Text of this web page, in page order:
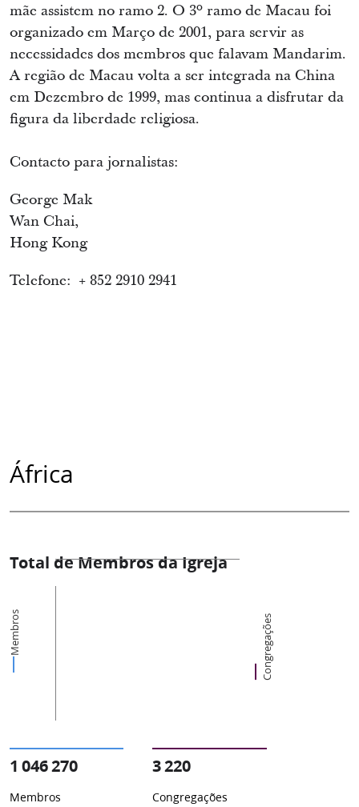
mãe assistem no ramo 2. O 3º ramo de Macau foi
organizado em Março de 2001, para servir as
necessidades dos membros que falavam Mandarim.
A região de Macau volta a ser integrada na China
em Dezembro de 1999, mas continua a disfrutar da
figura da liberdade religiosa.
Contacto para jornalistas:
George Mak
Wan Chai,
Hong Kong
Telefone: + 852 2910 2941
África
Total de Membros da Igreja
Membros Congregações
1 046 270
Membros
3 220
Congregações